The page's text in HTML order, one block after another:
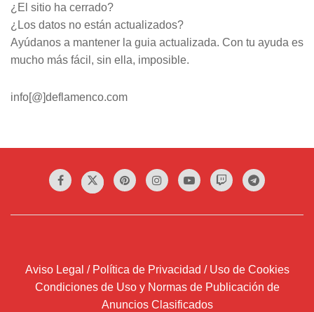
¿El sitio ha cerrado?
¿Los datos no están actualizados?
Ayúdanos a mantener la guia actualizada. Con tu ayuda es
mucho más fácil, sin ella, imposible.
info[@]deflamenco.com
Aviso Legal / Política de Privacidad / Uso de Cookies
Condiciones de Uso y Normas de Publicación de
Anuncios Clasificados